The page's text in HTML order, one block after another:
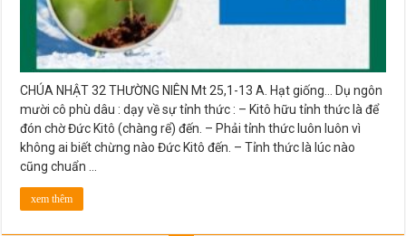
CHÚA NHẬT 32 THƯỜNG NIÊN Mt 25,1-13 A. Hạt giống… Dụ ngôn
mười cô phù dâu : dạy về sự tỉnh thức : – Kitô hữu tỉnh thức là để
đón chờ Đức Kitô (chàng rể) đến. – Phải tỉnh thức luôn luôn vì
không ai biết chừng nào Đức Kitô đến. – Tỉnh thức là lúc nào
cũng chuẩn …
xem thêm